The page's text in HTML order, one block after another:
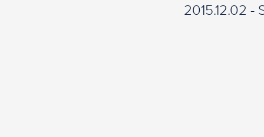
2015.12.02 -